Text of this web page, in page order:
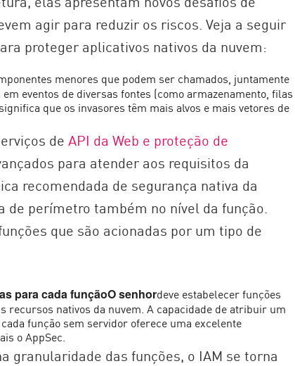
agir para reduzir os riscos. Veja a seguir
proteger aplicativos nativos da nuvem:
menores que podem ser chamados, juntamente
eventos de diversas fontes (como armazenamento, filas
que os invasores têm mais alvos e mais vetores de
deAPI da Web e proteção de
para atender aos requisitos da
recomendada de segurança nativa da
de perímetro também no nível da função.
que são acionadas por um tipo de
para cada funçãoO senhordeve estabelecer funções
recursos nativos da nuvem. A capacidade de atribuir um
função sem servidor oferece uma excelente
o AppSec.
granularidade das funções, o IAM se torna